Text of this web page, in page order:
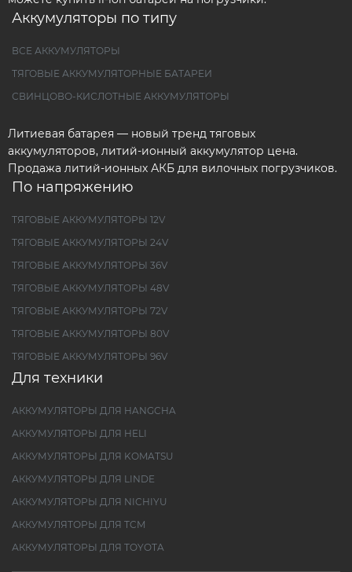
Аккумуляторы по типу
ВСЕ АККУМУЛЯТОРЫ
ТЯГОВЫЕ АККУМУЛЯТОРНЫЕ БАТАРЕИ
СВИНЦОВО-КИСЛОТНЫЕ АККУМУЛЯТОРЫ
Литиевая батарея — новый тренд тяговых
аккумуляторов, литий-ионный аккумулятор цена.
Продажа литий-ионных АКБ для вилочных погрузчиков.
По напряжению
ТЯГОВЫЕ АККУМУЛЯТОРЫ 12V
ТЯГОВЫЕ АККУМУЛЯТОРЫ 24V
ТЯГОВЫЕ АККУМУЛЯТОРЫ 36V
ТЯГОВЫЕ АККУМУЛЯТОРЫ 48V
ТЯГОВЫЕ АККУМУЛЯТОРЫ 72V
ТЯГОВЫЕ АККУМУЛЯТОРЫ 80V
ТЯГОВЫЕ АККУМУЛЯТОРЫ 96V
Для техники
АККУМУЛЯТОРЫ ДЛЯ HANGCHA
АККУМУЛЯТОРЫ ДЛЯ HELI
АККУМУЛЯТОРЫ ДЛЯ KOMATSU
АККУМУЛЯТОРЫ ДЛЯ LINDE
АККУМУЛЯТОРЫ ДЛЯ NICHIYU
АККУМУЛЯТОРЫ ДЛЯ TCM
АККУМУЛЯТОРЫ ДЛЯ TOYOTA